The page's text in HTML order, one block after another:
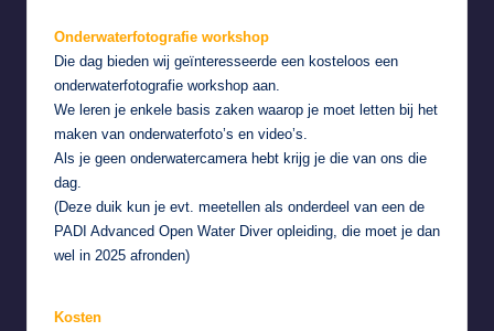
Onderwaterfotografie workshop
Die dag bieden wij geïnteresseerde een kosteloos een
onderwaterfotografie workshop aan.
We leren je enkele basis zaken waarop je moet letten bij het
maken van onderwaterfoto’s en video’s.
Als je geen onderwatercamera hebt krijg je die van ons die
dag.
(Deze duik kun je evt. meetellen als onderdeel van een de
PADI Advanced Open Water Diver opleiding, die moet je dan
wel in 2025 afronden)
Kosten